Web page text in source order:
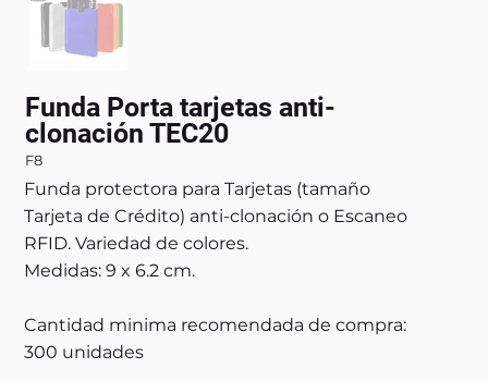
Funda Porta tarjetas anti-
clonación TEC20
F8
Funda protectora para Tarjetas (tamaño
Tarjeta de Crédito) anti-clonación o Escaneo
RFID. Variedad de colores.
Medidas: 9 x 6.2 cm.
Cantidad minima recomendada de compra:
300 unidades